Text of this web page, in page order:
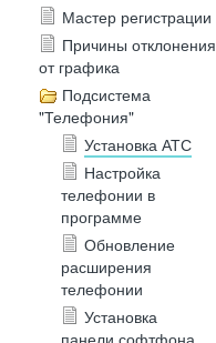
Мастер регистрации
Причины отклонения
от графика
Подсистема
"Телефония"
Установка АТС
Настройка
телефонии в
программе
Обновление
расширения
телефонии
Установка
панели софтфона